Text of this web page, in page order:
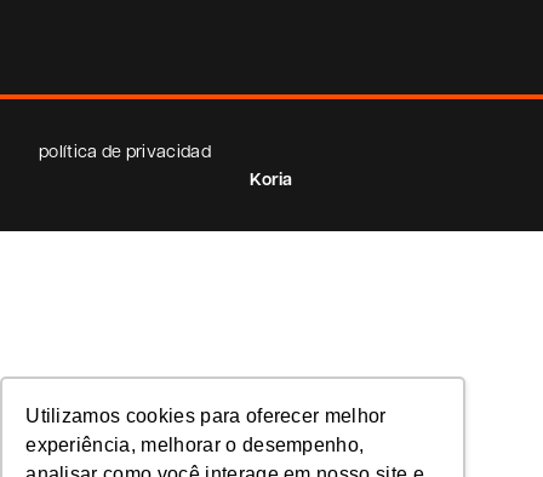
Utilizamos cookies para oferecer melhor
experiência, melhorar o desempenho,
política de privacidad
Koria